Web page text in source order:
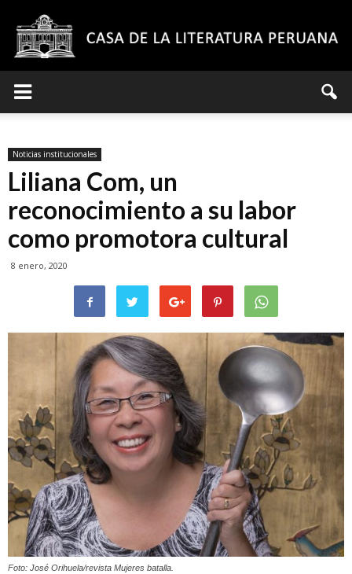
la
Literatura
Peruana
Noticias institucionales
Liliana Com, un
reconocimiento a su labor
como promotora cultural
8 enero, 2020
Foto: José Orihuela/revista Mujeres batalla.